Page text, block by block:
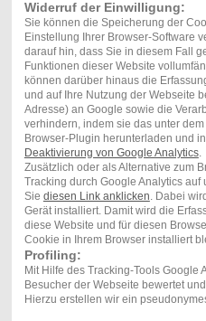
Widerruf der Einwilligung:
Sie können die Speicherung der
Einstellung Ihrer Browser-Software
darauf hin, dass Sie in diesem Fall
Funktionen dieser Website
können darüber hinaus die
und auf Ihre Nutzung der Webseite
Adresse) an Google sowie die
verhindern, indem sie das unter
Browser-Plugin herunterladen und
Deaktivierung von Google Analytics.
Zusätzlich oder als Alternative zum
Tracking durch Google Analytics
Sie diesen Link anklicken . Dabei
Gerät installiert. Damit wird die
diese Website und für diesen
Cookie in Ihrem Browser installiert
Profiling:
Mit Hilfe des Tracking-Tools Google
Besucher der Webseite bewertet
Hierzu erstellen wir ein